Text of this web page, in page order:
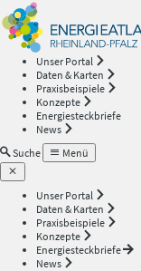
Unser Portal
Daten & Karten
Praxisbeispiele
Konzepte
Energiesteckbriefe
News
Suche
Menü
Unser Portal
Daten & Karten
Praxisbeispiele
Konzepte
Energiesteckbriefe
News